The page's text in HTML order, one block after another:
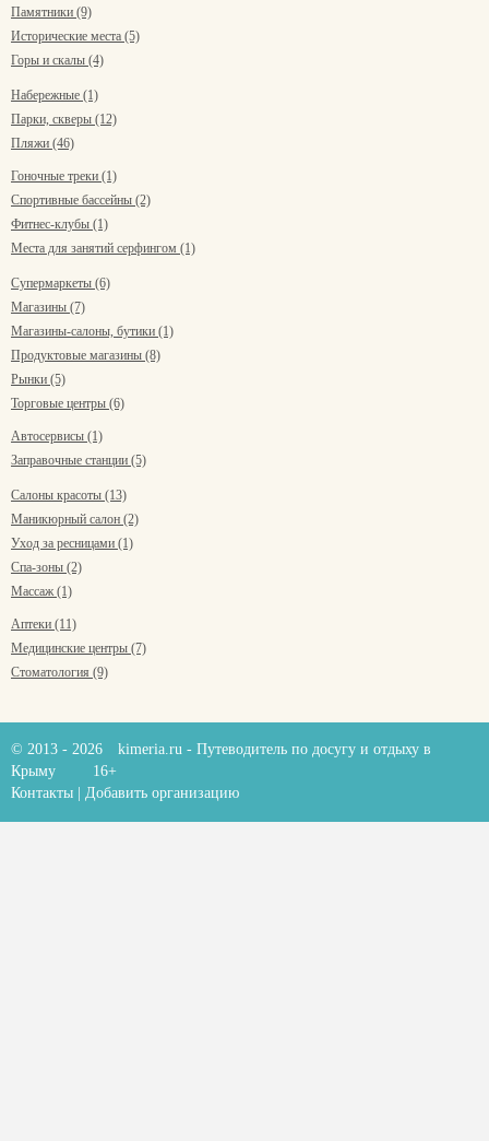
Памятники (9)
Исторические места (5)
Горы и скалы (4)
Набережные (1)
Парки, скверы (12)
Пляжи (46)
Гоночные треки (1)
Спортивные бассейны (2)
Фитнес-клубы (1)
Места для занятий серфингом (1)
Супермаркеты (6)
Магазины (7)
Магазины-салоны, бутики (1)
Продуктовые магазины (8)
Рынки (5)
Торговые центры (6)
Автосервисы (1)
Заправочные станции (5)
Салоны красоты (13)
Маникюрный салон (2)
Уход за ресницами (1)
Спа-зоны (2)
Массаж (1)
Аптеки (11)
Медицинские центры (7)
Стоматология (9)
© 2013 - 2026 kimeria.ru - Путеводитель по досугу и отдыху в
Крыму
16+
Контакты
Добавить организацию